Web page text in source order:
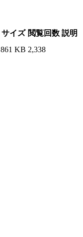
サイズ 閲覧回数 説明
861 KB 2,338